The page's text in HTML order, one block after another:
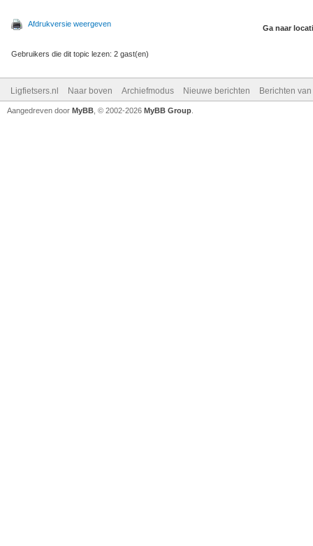
Afdrukversie weergeven Ga naar
Gebruikers die dit topic lezen: 2 gast(en)
Ligfietsers.nl Naar boven Archiefmodus Nieuwe berichten Berichten
Aangedreven door MyBB , © 2002-2026 MyBB Group